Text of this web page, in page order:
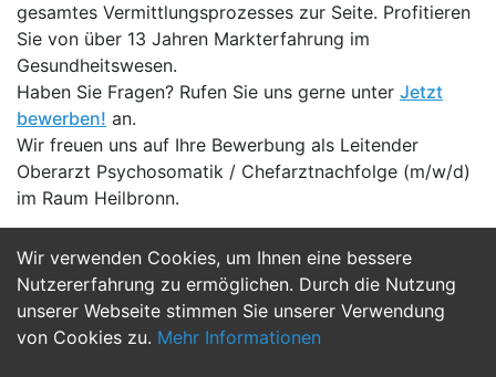
Wir verwenden Cookies, um Ihnen eine bessere
Nutzererfahrung zu ermöglichen. Durch die Nutzung
unserer Webseite stimmen Sie unserer Verwendung
von Cookies zu. Mehr Informationen
gesamtes Vermittlungsprozesses zur Seite. Profitieren
Sie von über 13 Jahren Markterfahrung im
Gesundheitswesen.
Haben Sie Fragen? Rufen Sie uns gerne unter Jetzt
bewerben! an.
Wir freuen uns auf Ihre Bewerbung als Leitender
Oberarzt Psychosomatik / Chefarztnachfolge (m/w/d)
im Raum Heilbronn.
Jetzt Bewerben